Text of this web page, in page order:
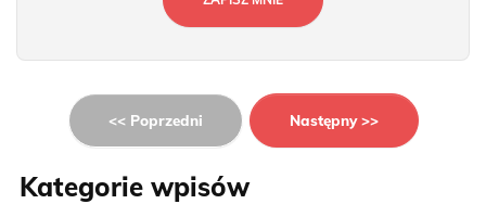
<< Poprzedni Następny >>
Kategorie wpisów